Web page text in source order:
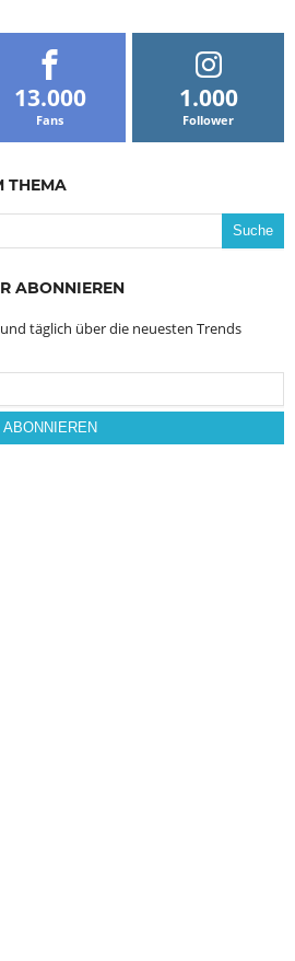
13.000
Fans
1.000
Follower
THEMA
ABONNIEREN
täglich über die neuesten Trends
ABONNIEREN